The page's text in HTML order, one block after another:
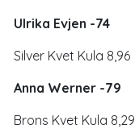
Ulrika Evjen -74
Silver Kvet Kula 8,96
Anna Werner -79
Brons Kvet Kula 8,29